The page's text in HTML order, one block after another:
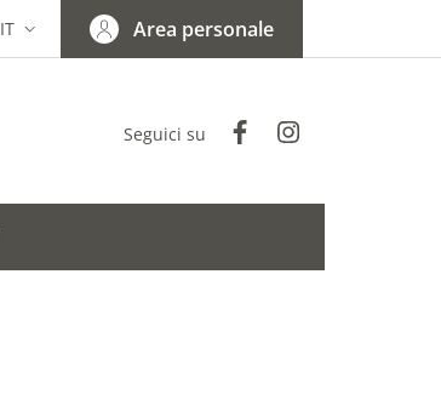
SELETTORE LINGUA: CURRENT LANGUAGE
IT Area personale
Seguici su Facebook